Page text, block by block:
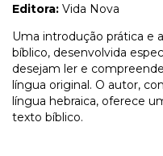
Editora: Vida Nova
Uma introdução prática e
bíblico, desenvolvida
desejam ler e
língua original. O autor,
língua hebraica, oferece
texto bíblico.